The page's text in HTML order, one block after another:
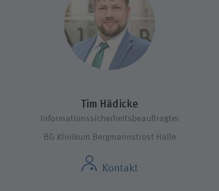
Tim Hädicke
Informationssicherheitsbeauftragter
BG Klinikum Bergmannstrost Halle
Kontakt